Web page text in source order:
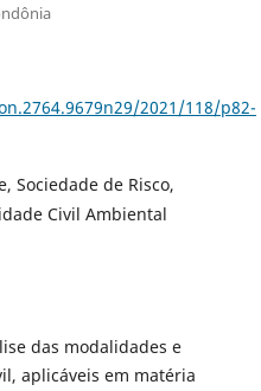
2021/118/p82-
Sociedade de Risco,
Civil Ambiental
das modalidades e
aplicáveis em matéria